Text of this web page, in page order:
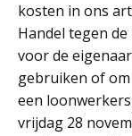
kosten in ons
Handel tegen
voor de
gebruiken of
een
vrijdag 28